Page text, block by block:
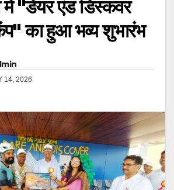
में "डेयर एंड डिस्कवर
का हुआ भव्य शुभारंभ
14, 2026